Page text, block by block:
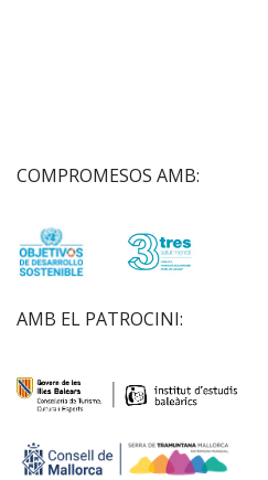
COMPROMESOS AMB:
AMB EL PATROCINI: